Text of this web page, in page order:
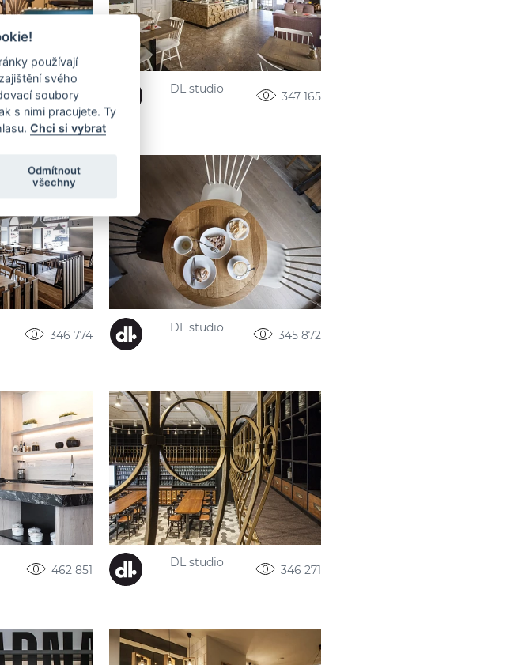
347 664
DL studio
347 165
346 774
DL studio
345 872
462 851
DL studio
346 271
používají
svého
soubory
s nimi pracujete. Ty
Chci si vybrat
Odmítnout
všechny